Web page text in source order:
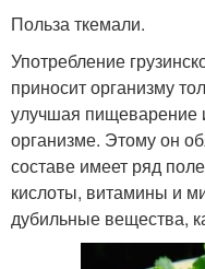
Польза ткемали.
Употребление
приносит организму
улучшая пищеварение
организме. Этому он
составе имеет ряд
кислоты, витамины и
дубильные вещества,